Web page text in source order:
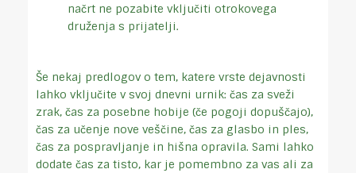
načrt ne pozabite vključiti otrokovega
druženja s prijatelji.
Še nekaj predlogov o tem, katere vrste dejavnosti
lahko vključite v svoj dnevni urnik: čas za sveži
zrak, čas za posebne hobije (če pogoji dopuščajo),
čas za učenje nove veščine, čas za glasbo in ples,
čas za pospravljanje in hišna opravila. Sami lahko
dodate čas za tisto, kar je pomembno za vas ali za